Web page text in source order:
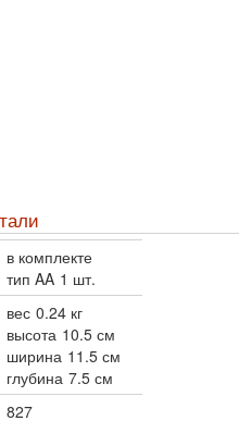
в комплекте
тип AA 1 шт.
вес 0.24 кг
высота 10.5 см
ширина 11.5 см
глубина 7.5 см
827